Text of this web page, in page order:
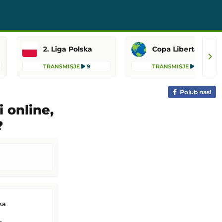
2. Liga Polska
TRANSMISJE 9 TRANSMISJE 8
Polub nas!
online,